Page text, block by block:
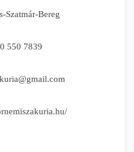
Szatmár-Bereg
550 7839